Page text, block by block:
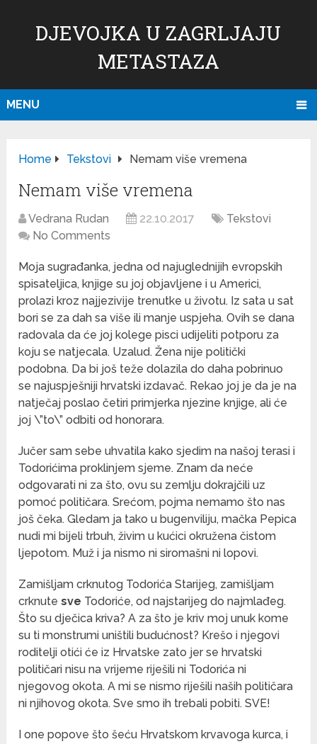
DJEVOJKA U ZAGRLJAJU
METASTAZA
MENU
Home Tekstovi Nemam više vremena
Nemam više vremena
Vedrana Rudan 22.10.2017
Tekstovi
No Comments
Moja sugrađanka, jedna od najuglednijih evropskih
spisateljica, knjige su joj objavljene i u Americi,
prolazi kroz najjezivije trenutke u životu. Iz sata u sat
bori se za dah sa više ili manje uspjeha. Ovih se dana
radovala da će joj kolege pisci udijeliti potporu za
koju se natjecala. Uzalud. Žena nije politički
podobna. Da bi još teže dolazila do daha pobrinuo
se najuspješniji hrvatski izdavač. Rekao joj je da je na
natječaj poslao četiri primjerka njezine knjige, ali će
joj \”to\” odbiti od honorara.
Jučer sam sebe uhvatila kako sjedim na našoj terasi i
Todorićima proklinjem sjeme. Znam da neće
odgovarati ni za što, ovu su zemlju dokrajčili uz
pomoć političara. Srećom, pojma nemamo što nas
još čeka. Gledam ja tako u bugenviliju, mačka Pepica
nudi mi bijeli trbuh, živim u kućici okružena čistom
ljepotom. Muž i ja nismo ni siromašni ni lopovi.
Zamišljam crknutog Todorića Starijeg, zamišljam
crknutesve Todoriće, od najstarijeg do najmlađeg.
Što su dječica kriva? A za što je kriv moj unuk kome
su ti monstrumi uništili budućnost? Krešo i njegovi
roditelji otići će iz Hrvatske zato jer se hrvatski
političari nisu na vrijeme riješili ni Todorića ni
njegovog okota. A mi se nismo riješili naših političara
ni njihovog okota. Sve smo ih trebali pobiti. SVE!
I one popove što šeću Hrvatskom krvavoga kurca, i